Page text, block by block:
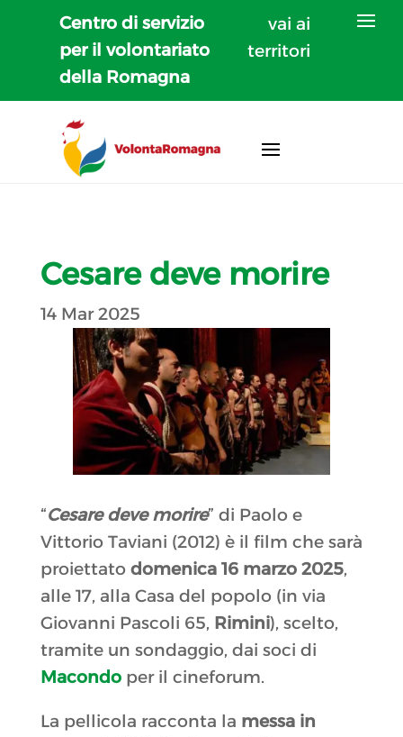
Centro di servizio
per il volontariato
della Romagna
vai ai
territori
Cesare deve morire
14 Mar 2025
“Cesare deve morire” di Paolo e
Vittorio Taviani (2012) è il film che sarà
proiettato domenica 16 marzo 2025,
alle 17, alla Casa del popolo (in via
Giovanni Pascoli 65, Rimini), scelto,
tramite un sondaggio, dai soci di
Macondoper il cineforum.
La pellicola racconta la messa in